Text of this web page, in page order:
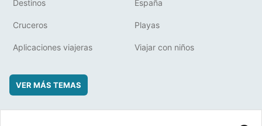
Destinos España
Cruceros Playas
Aplicaciones viajeras Viajar con niños
VER MÁS TEMAS